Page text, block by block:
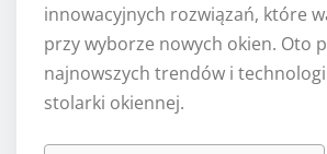
innowacyjnych rozwiązań, które
przy wyborze nowych okien. Oto
najnowszych trendów i
stolarki okiennej.